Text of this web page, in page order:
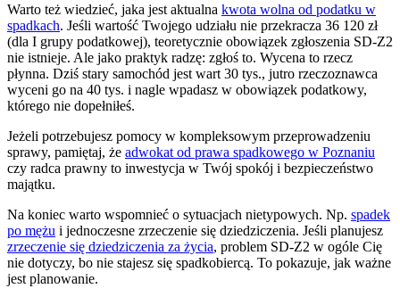
Warto też wiedzieć, jaka jest aktualna kwota wolna od podatku w
spadkach. Jeśli wartość Twojego udziału nie przekracza 36 120 zł
(dla I grupy podatkowej), teoretycznie obowiązek zgłoszenia SD-Z2
nie istnieje. Ale jako praktyk radzę: zgłoś to. Wycena to rzecz
płynna. Dziś stary samochód jest wart 30 tys., jutro rzeczoznawca
wyceni go na 40 tys. i nagle wpadasz w obowiązek podatkowy,
którego nie dopełniłeś.
Jeżeli potrzebujesz pomocy w kompleksowym przeprowadzeniu
sprawy, pamiętaj, że adwokat od prawa spadkowego w Poznaniu
czy radca prawny to inwestycja w Twój spokój i bezpieczeństwo
majątku.
Na koniec warto wspomnieć o sytuacjach nietypowych. Np. spadek
po mężu i jednoczesne zrzeczenie się dziedziczenia. Jeśli planujesz
zrzeczenie się dziedziczenia za życia, problem SD-Z2 w ogóle Cię
nie dotyczy, bo nie stajesz się spadkobiercą. To pokazuje, jak ważne
jest planowanie.